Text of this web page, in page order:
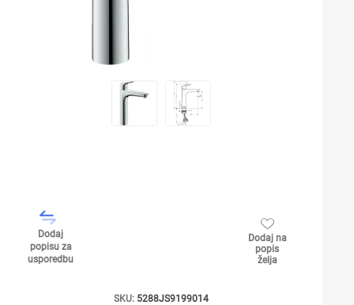
Dodaj
popisu za
usporedbu
Dodaj na
popis
želja
SKU: 5288JS9199014